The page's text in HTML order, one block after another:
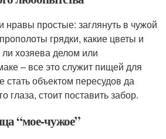
нравы простые: заглянуть в чужой
грядки, какие цветы и
ли хозяева делом или
– все это служит пищей для
стать объектом пересудов да
глаза, стоит поставить забор.
“мое-чужое”